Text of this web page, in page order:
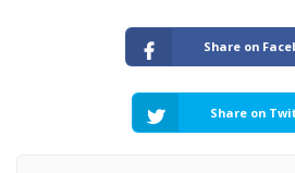
Share on
Share on